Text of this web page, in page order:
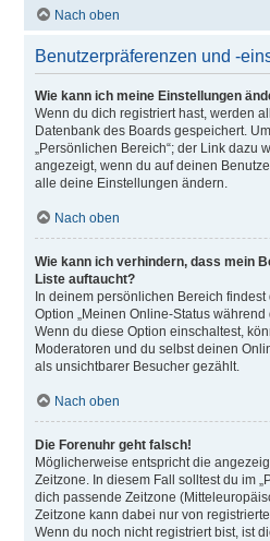
Nach oben
Benutzerpräferenzen und -
Wie kann ich meine Einstellungen
Wenn du dich registriert hast, werden
Datenbank des Boards gespeichert.
„Persönlichen Bereich“; der Link dazu
angezeigt, wenn du auf deinen
alle deine Einstellungen ändern.
Nach oben
Wie kann ich verhindern, dass mein
Liste auftaucht?
In deinem persönlichen Bereich
Option „Meinen Online-Status
Wenn du diese Option einschaltest,
Moderatoren und du selbst deinen
als unsichtbarer Besucher gezählt.
Nach oben
Die Forenuhr geht falsch!
Möglicherweise entspricht die
Zeitzone. In diesem Fall solltest du im
dich passende Zeitzone
Zeitzone kann dabei nur von
Wenn du noch nicht registriert bist, ist